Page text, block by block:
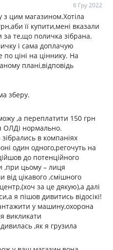
6 Гру 2022
цим магазином.Хотіла
її купити,мені вказали
за те,що поличка зібрана.
і сама доплачую
по ціні на ціннику. На
плані,відповідь
зберу.
,а переплатити 150 грн
ОЛДІ нормально.
в компаніях
один одного,регочуть на
до потенційного
,при цьому – лиця
від цікавого ,смішного
за це дякую),а далі
я пішов дивитись відосікі!
у машину,охорона
викликати
,як я грузила